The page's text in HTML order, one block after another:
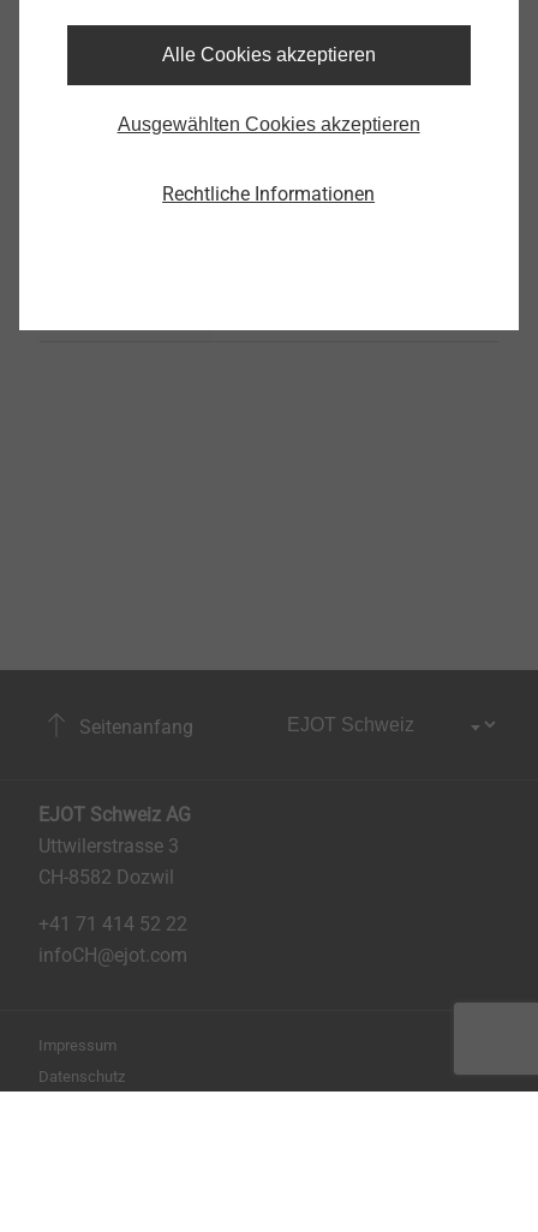
Produkt anzeigen
Seitenanfang
EJOT Schweiz AG
Uttwilerstrasse 3
CH-8582 Dozwil
+41 71 414 52 22
infoCH@ejot.com
Impressum
Datenschutz
Alle Cookies akzeptieren
Ausgewählten Cookies akzeptieren
Rechtliche Informationen